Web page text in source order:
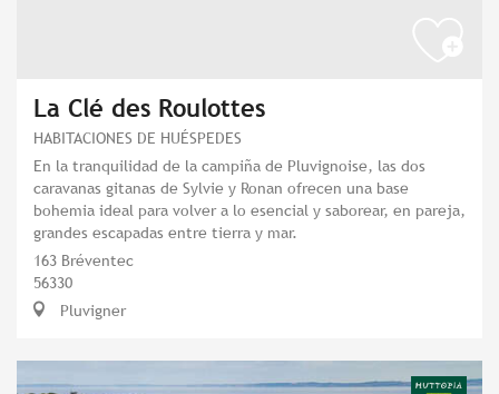
La Clé des Roulottes
HABITACIONES DE HUÉSPEDES
En la tranquilidad de la campiña de Pluvignoise, las dos
caravanas gitanas de Sylvie y Ronan ofrecen una base
bohemia ideal para volver a lo esencial y saborear, en pareja,
grandes escapadas entre tierra y mar.
163 Bréventec
56330
Pluvigner